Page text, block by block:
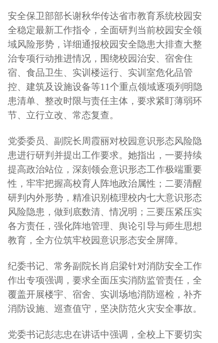
安全保卫部部长谢秋华传达省市教育系统校园安
全稳定最新工作指令，全面研判当前校园安全领
域风险形势，详细通报校园安全隐患大排查大整
治专项行动推进情况，围绕校园治安、宿舍住
宿、食品卫生、实训楼运行、实训室危化品管
控、建筑及设施设备等11个重点领域逐项列明隐
患清单、整改时限与责任主体，要求紧盯薄弱环
节、立行立改、常态复查。
党委委员、副院长周霞丽对校园意识形态风险隐
患进行研判并提出工作要求。她指出，一要持续
提高政治站位，深刻领会意识形态工作极端重要
性，牢牢把握高校育人阵地政治属性；二要清醒
研判内外形势，精准识别梳理校内七大意识形态
风险隐患，做到底数清、情况明；三要压紧压实
各方责任，强化阵地管理、舆论引导与师生思想
教育，全方位筑牢校园意识形态安全屏障。
纪委书记、常务副院长肖启梁针对消防安全工作
作出专项强调，要求全面压实消防监管责任，全
覆盖开展楼宇、宿舍、实训场地消防巡检，补齐
消防设施、巡查值守，坚决防范火灾安全事故。
党委书记彭志忠在讲话中强调，全校上下要切实